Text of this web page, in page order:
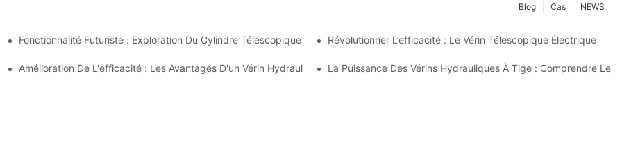
NEWS
Cas
Blog
À Tirants
Fonctionnalité Futuriste : Exploration Du Cylindre Télescopique ÉlectriqueRévolutionner L’efficacité : Le Vérin Télescopique Électrique
Votre Camion-Benne
Amélioration De L'efficacité : Les Avantages D'un Vérin Hydraulique Télescopique À 4 ÉtagesLa Puissance Des Vérins Hydrauliques À Tige : Comprendre